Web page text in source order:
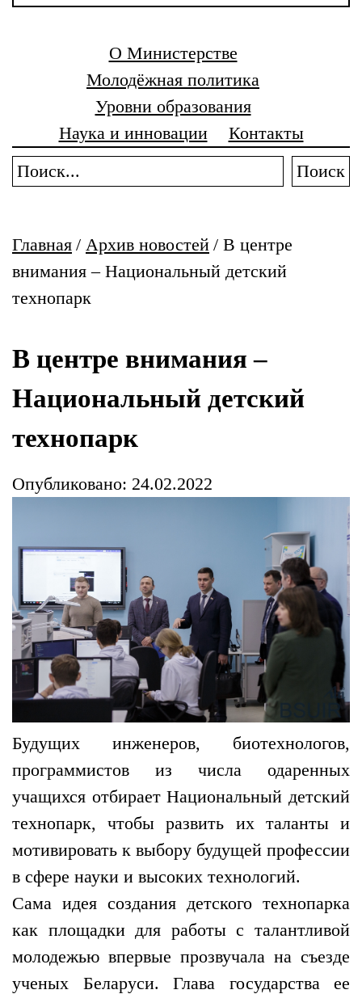
О Министерстве
Молодёжная политика
Уровни образования
Наука и инновации
Контакты
Поиск
Главная / Архив новостей / В центре
внимания – Национальный детский
технопарк
В центре внимания –
Национальный детский
технопарк
Опубликовано: 24.02.2022
Будущих инженеров, биотехнологов,
программистов из числа одаренных
учащихся отбирает Национальный детский
технопарк, чтобы развить их таланты и
мотивировать к выбору будущей профессии
в сфере науки и высоких технологий.
Сама идея создания детского технопарка
как площадки для работы с талантливой
молодежью впервые прозвучала на съезде
ученых Беларуси. Глава государства ее